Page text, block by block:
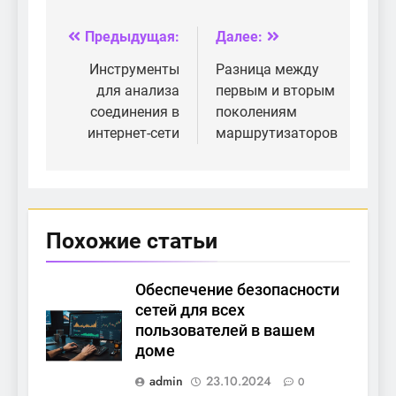
рекомендации
Навигация
записям
Предыдущая:
Инструменты
для анализа
соединения в
интернет-сети
Далее:
Разница между
первым и вторым
поколениям
маршрутизаторов
Похожие статьи
Обеспечение безопасности
сетей для всех
пользователей в вашем
доме
admin
23.10.2024 0